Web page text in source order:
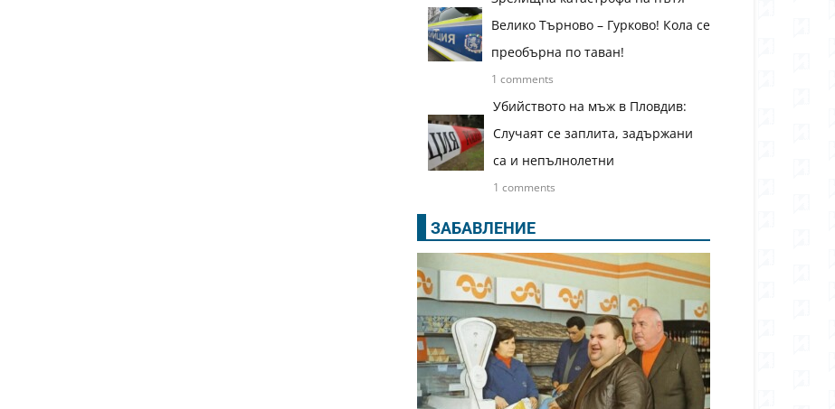
Велико Търново – Гурково! Кола се
преобърна по таван!
1 comments
Убийството на мъж в Пловдив:
Случаят се заплита, задържани
са и непълнолетни
1 comments
ЗАБАВЛЕНИЕ